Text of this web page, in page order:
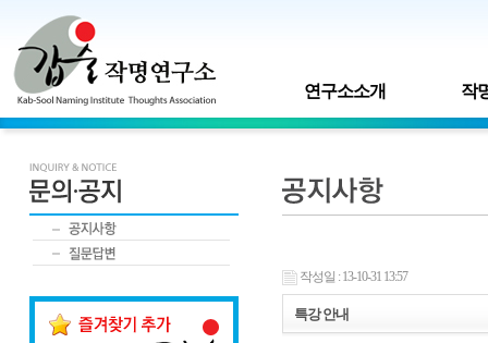
연구소소개 작
작성일 : 13-10-31 13:57
특강 안내